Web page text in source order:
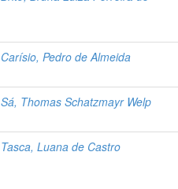
Carísio, Pedro de Almeida
Sá, Thomas Schatzmayr Welp
Tasca, Luana de Castro